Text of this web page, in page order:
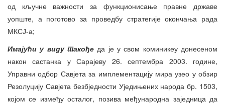
од кључне важности за функционисање правне државе
уопште, а поготово за проведбу стратегије окончања рада
МКСЈ-а;
Имајући у виду такође да је у свом коминикеу донесеном
након састанка у Сарајеву 26. септембра 2003. године,
Управни одбор Савјета за имплементацију мира узео у обзир
Резолуцију Савјета безбједности Уједињених народа бр. 1503,
којом се између осталог, позива међународна заједница да